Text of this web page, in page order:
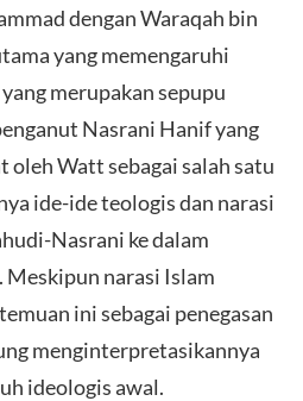
dengan Waraqah bin
yang memengaruhi
merupakan sepupu
Nasrani Hanif yang
oleh Watt sebagai salah satu
ide-ide teologis dan narasi
Nasrani ke dalam
Meskipun narasi Islam
ini sebagai penegasan
menginterpretasikannya
ideologis awal.